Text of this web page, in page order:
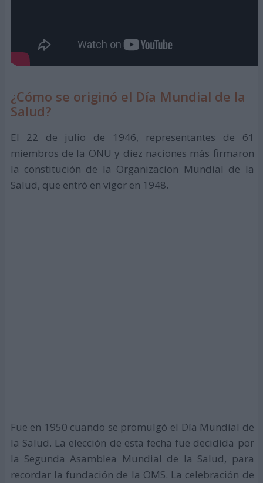
¿Cómo se originó el Día Mundial de la
Salud?
El 22 de julio de 1946, representantes de 61
miembros de la ONU y diez naciones más firmaron
la constitución de la Organizacion Mundial de la
Salud, que entró en vigor en 1948.
Fue en 1950 cuando se promulgó el Día Mundial de
la Salud. La elección de esta fecha fue decidida por
la Segunda Asamblea Mundial de la Salud, para
recordar la fundación de la OMS. La celebración de